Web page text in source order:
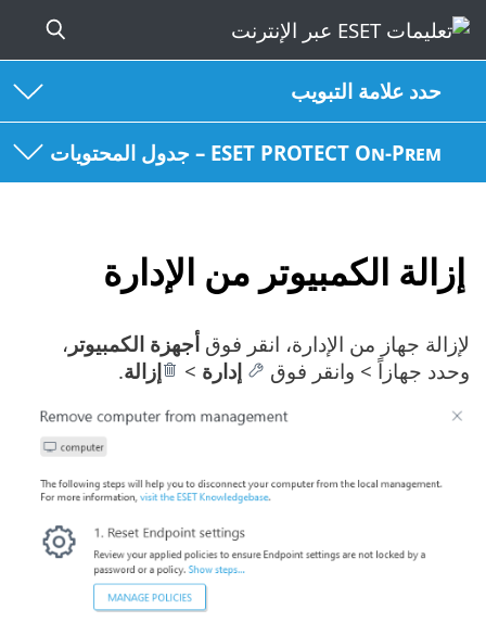
حدد علامة التبويب
ESET PROTECT On-Prem – جدول المحتويات
إزالة الكمبيوتر من الإدارة
لإزالة جهاز من الإدارة، انقر فوق أجهزة الكمبيوتر ،
وحدد جهازاً > وانقر فوق
إدارة > إزالة.